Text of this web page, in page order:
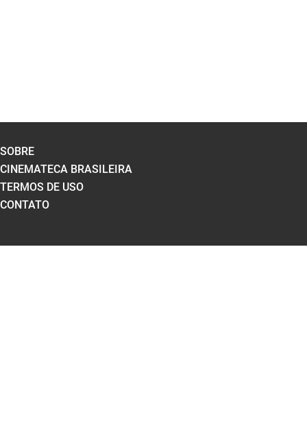
SOBRE
CINEMATECA BRASILEIRA
TERMOS DE USO
CONTATO